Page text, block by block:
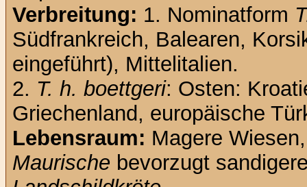
Verbreitung: 1. Nominatform
Südfrankreich, Balearen,
eingeführt), Mittelitalien.
2. T. h. boettgeri: Osten:
Griechenland, europäische
Lebensraum: Magere
Maurische bevorzugt